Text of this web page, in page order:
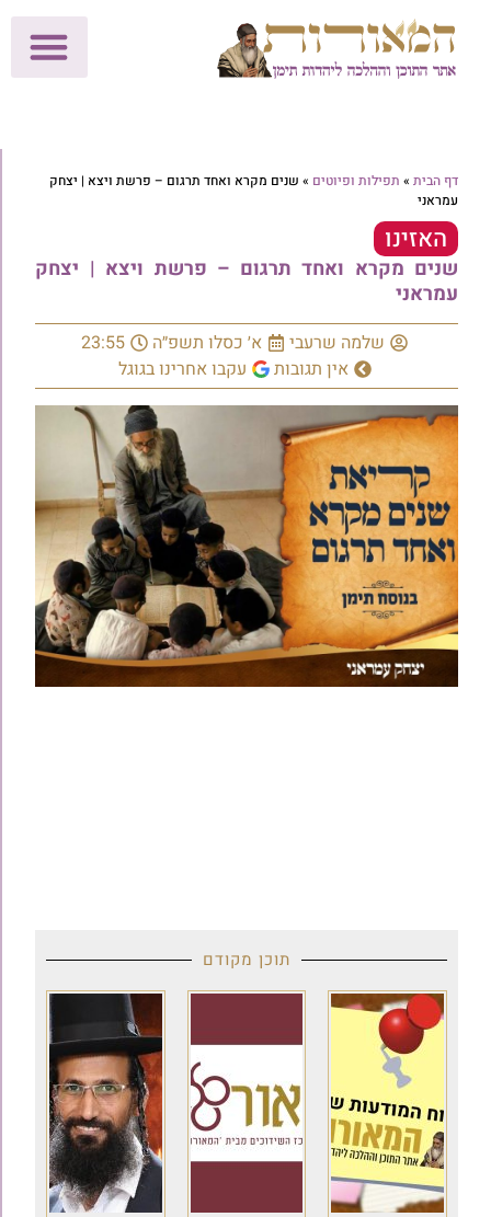
דף הבית » תפילות ופיוטים » שנים מקרא ואחד תרגום – פרשת ויצא | יצחק
עמראני
האזינו
שנים מקרא ואחד תרגום – פרשת ויצא | יצחק
עמראני
שלמה שרעבי א׳ כסלו תשפ״ה
23:55
אין תגובות
עקבו אחרינו בגוגל
תוכן מקודם